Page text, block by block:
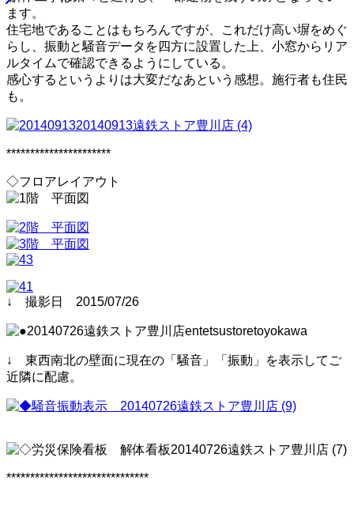
ます。
住宅地であることはもちろんですが、これだけ高い塀をめぐ
らし、振動と騒音データを四方に設置した上、小窓からリア
ルタイムで確認できるようにしている。
感心するというよりは大変だなあという感想。施行者も住民
も。
**********************
◇フロアレイアウト
↓ 撮影日 2015/07/26
↓ 東西南北の壁面に現在の「騒音」「振動」を表示してご
近隣に配慮。
******************************